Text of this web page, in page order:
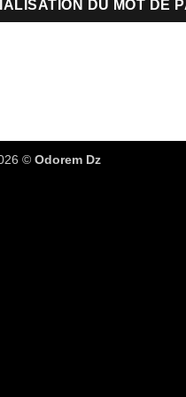
DU MOT DE
© Odorem Dz